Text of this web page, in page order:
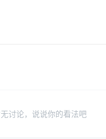
讨论，说说你的看法吧